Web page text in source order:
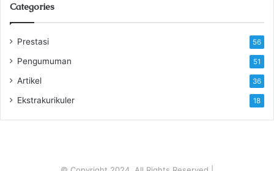
Categories
Prestasi 56
Pengumuman 51
Artikel 36
Ekstrakurikuler 18